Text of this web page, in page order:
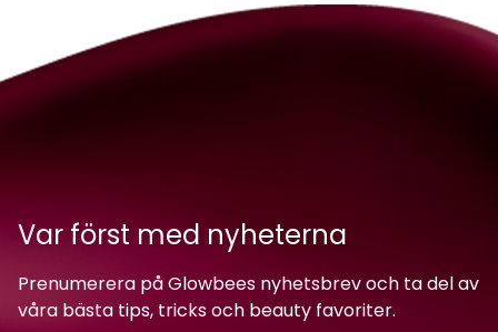
Var först med nyheterna
Prenumerera på Glowbees nyhetsbrev och ta del av
våra bästa tips, tricks och beauty favoriter.